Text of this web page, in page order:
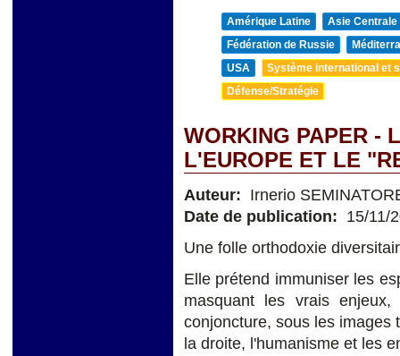
Amérique Latine
Asie Centrale
Fédération de Russie
USA
Système international et
Défense/Stratégie
WORKING PAPER -
L'EUROPE ET LE
Auteur: Irnerio
Date de publication: 15/11/
Une folle orthodoxie
Elle prétend immuniser les
masquant les vrais
conjoncture, sous les images
la droite, l'humanisme et les